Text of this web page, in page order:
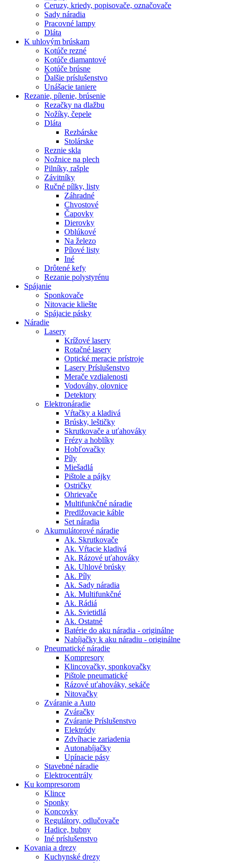
Ceruzy, kriedy, popisovače, označovače
Sady náradia
Pracovné lampy
Dláta
K uhlovým brúskam
Kotúče rezné
Kotúče diamantové
Kotúče brúsne
Ďalšie príslušenstvo
Unášacie taniere
Rezanie, pílenie, brúsenie
Rezačky na dlažbu
Nožíky, čepele
Dláta
Rezbárske
Stolárske
Reznie skla
Nožnice na plech
Pilníky, rašple
Závitníky
Ručné pílky, listy
Záhradné
Chvostové
Čapovky
Dierovky
Oblúkové
Na železo
Pílové listy
Iné
Drôtené kefy
Rezanie polystyrénu
Spájanie
Sponkovače
Nitovacie kliešte
Spájacie pásky
Náradie
Lasery
Krížové lasery
Rotačné lasery
Optické meracie prístroje
Lasery Príslušenstvo
Merače vzdialenosti
Vodováhy, olovnice
Detektory
Elektronáradie
Vŕtačky a kladivá
Brúsky, leštičky
Skrutkovače a uťahováky
Frézy a hoblíky
Hobľovačky
Píly
Miešadlá
Pištole a pájky
Ostričky
Ohrievače
Multifunkčné náradie
Predlžovacie káble
Set náradia
Akumulátorové náradie
Ak. Skrutkovače
Ak. Vŕtacie kladivá
Ak. Rázové uťahováky
Ak. Uhlové brúsky
Ak. Píly
Ak. Sady náradia
Ak. Multifunkčné
Ak. Rádiá
Ak. Svietidlá
Ak. Ostatné
Batérie do aku náradia - originálne
Nabíjačky k aku náradiu - originálne
Pneumatické náradie
Kompresory
Klincovačky, sponkovačky
Pištole pneumatické
Rázové uťahováky, sekáče
Nitovačky
Zváranie a Auto
Zváračky
Zváranie Príslušenstvo
Elektródy
Zdvíhacie zariadenia
Autonabíjačky
Upínacie pásy
Stavebné náradie
Elektrocentrály
Ku kompresorom
Klince
Sponky
Koncovky
Regulátory, odlučovače
Hadice, bubny
Iné príslušenstvo
Kovania a drezy
Kuchynské drezy